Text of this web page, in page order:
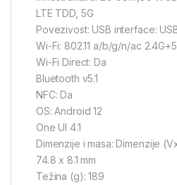
LTE TDD, 5G
Povezivost: USB interface:
Wi-Fi: 802.11 a/b/g/n/ac
Wi-Fi Direct: Da
Bluetooth v5.1
NFC: Da
OS: Android 12
One UI 4.1
Dimenzije i masa: Dimenzije
74.8 x 8.1 mm
Težina (g): 189